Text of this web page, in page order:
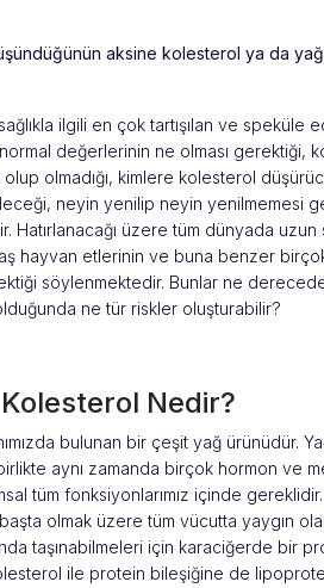
aksine kolesterol ya da
ilgili en çok tartışılan ve
değerlerinin ne olması gerektiği,
olmadığı, kimlere kolesterol
neyin yenilip neyin yenilmemesi
Hatırlanacağı üzere tüm dünyada uzun
hayvan etlerinin ve buna benzer
söylenmektedir. Bunlar ne
ne tür riskler oluşturabilir?
Nedir?
bulunan bir çeşit yağ ürünüdür.
aynı zamanda birçok hormon ve
tüm fonksiyonlarımız içinde
olmak üzere tüm vücutta yaygın
taşınabilmeleri için karaciğerde bir
ile protein bileşiğine de